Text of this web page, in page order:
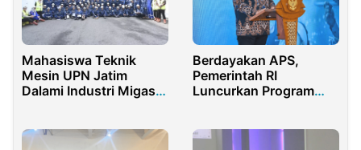
Mahasiswa Teknik
Mesin UPN Jatim
Dalami Industri Migas
Berdayakan APS,
Pemerintah RI
Luncurkan Program